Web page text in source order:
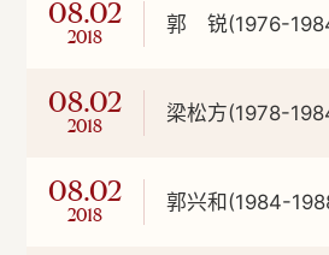
08.02
2018
郭 锐(1976-
08.02
2018
梁松方(1978-
08.02
2018
郭兴和(1984-